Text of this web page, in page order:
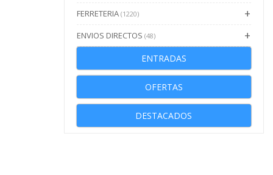
FERRETERIA (1220)
ENVIOS DIRECTOS (48)
ENTRADAS
OFERTAS
DESTACADOS